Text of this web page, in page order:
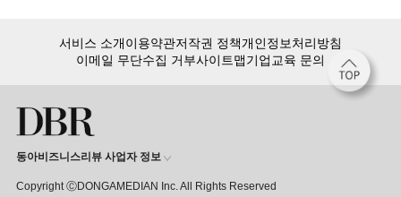
서비스 소개이용약관저작권 정책개인정보처리방침
이메일 무단수집 거부사이트맵기업교육 문의
동아비즈니스리뷰 사업자 정보
Copyright ⒸDONGAMEDIAN Inc. All Rights Reserved